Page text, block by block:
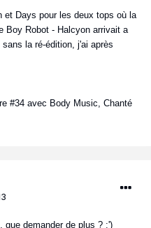
et Days pour les deux tops où la
Boy Robot - Halcyon arrivait a
la ré-édition, j'ai après
#34 avec Body Music, Chanté
que demander de plus ? :')